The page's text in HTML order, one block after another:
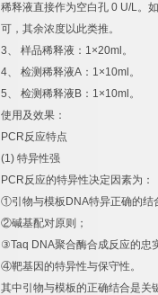
稀释液直接作为空白孔 0 U/L。
可，其余浓度以此类推。
3、 样品稀释液： 1×20ml 。
4、 检测稀释液A ： 1×10ml 。
5、 检测稀释液 B ： 1×10ml 。
使用及效果：
PCR反应特点
(1) 特异性强
PCR反应的特异性决定因素为：
①引物与模板 DNA特异正确的结
②碱基配对原则；
③Taq DNA聚合酶合成反应的忠
④靶基因的特异性与保守性。
其中引物与模板的正确结合是关